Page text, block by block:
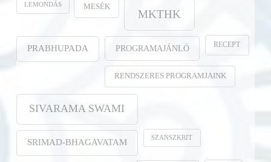
LEMONDÁS MESÉK
MKTHK
PRABHUPADA PROGRAMAJÁNLÓ RECEPT
RENDSZERES PROGRAMJAINK
SIVARAMA SWAMI
SRIMAD-BHAGAVATAM SZANSZKRIT